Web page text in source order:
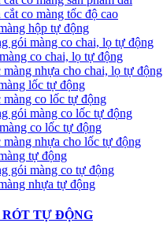
co màng tốc độ cao
hộp tự động
gói màng co chai, lọ tự động
co chai, lọ tự động
nhựa cho chai, lọ tự động
lốc tự động
màng co lốc tự động
gói màng co lốc tự động
co lốc tự động
màng nhựa cho lốc tự động
tự động
gói màng co tự động
nhựa tự động
TỰ ĐỘNG